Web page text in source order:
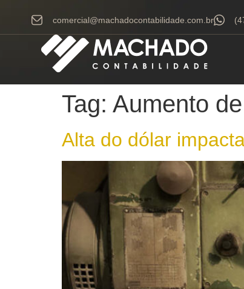
comercial@machadocontabilidade.com.br
Tag: Aumento
Alta do dólar